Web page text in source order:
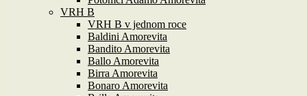
VRH B
VRH B v jednom roce
Baldini Amorevita
Bandito Amorevita
Ballo Amorevita
Birra Amorevita
Bonaro Amorevita